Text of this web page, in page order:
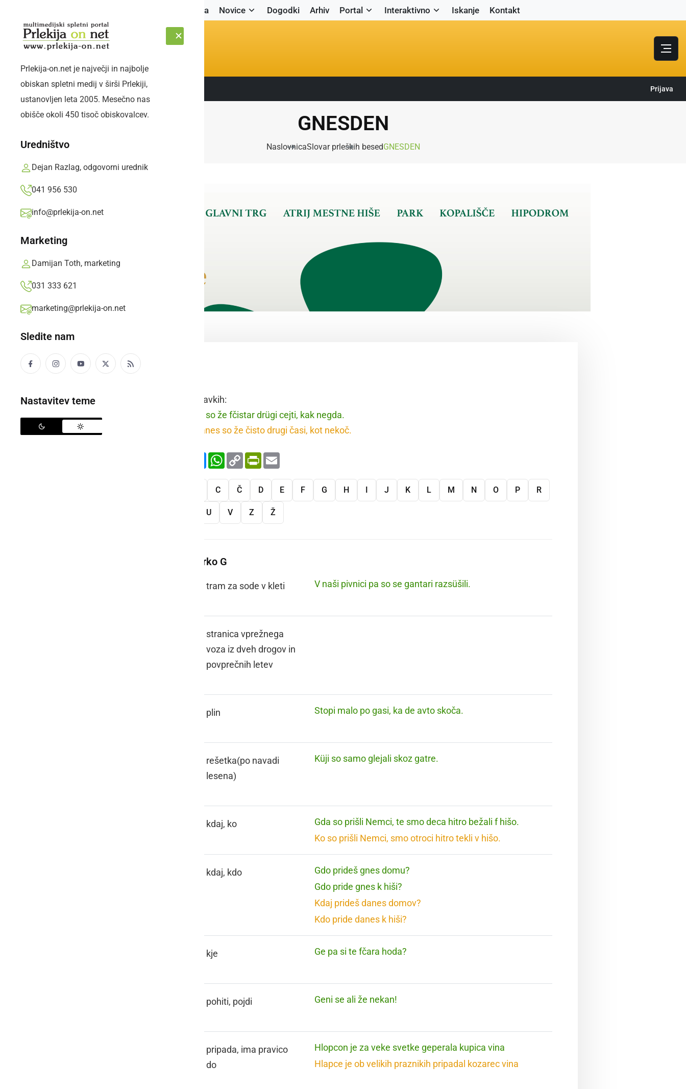
Naslovnica Novice Dogodki Arhiv Portal Interaktivno Iskanje Kontakt
PETEK, 7. AVGUST 2026 Sledite nam: Prijava
Prlekija-on.net je največji in najbolje
obiskan spletni medij v širši Prlekiji,
ustanovljen leta 2005. Mesečno nas
obišče okoli 450 tisoč obiskovalcev.
Uredništvo
Dejan Razlag, odgovorni urednik
041 956 530
info@prlekija-on.net
Marketing
Damijan Toth, marketing
031 333 621
marketing@prlekija-on.net
Sledite nam
Nastavitev teme
GNESDEN
NaslovnicaSlovar prleških besedGNESDEN
dandanes
Raba besede v stavkih:
Gnesden so že fčistar drügi cejti, kak negda.
Dandanes so že čisto drugi časi, kot nekoč.
FacebookMessenger
WhatsApp
Copy
Link
PrintFriendly
C Č D E F G H I J K L M N O P R
U V Z Ž
Več besed na črko G
tram za sode v kleti V naši pivnici pa so se gantari razsüšili.
stranica vprežnega
voza iz dveh drogov in
povprečnih letev
plin Stopi malo po gasi, ka de avto skoča.
rešetka(po navadi
lesena)
Küji so samo glejali skoz gatre.
kdaj, ko
Gda so prišli Nemci, te smo deca hitro bežali f hišo.
Ko so prišli Nemci, smo otroci hitro tekli v hišo.
kdaj, kdo
Gdo prideš gnes domu?
Gdo pride gnes k hiši?
Kdaj prideš danes domov?
Kdo pride danes k hiši?
kje Ge pa si te fčara hoda?
pohiti, pojdi Geni se ali že nekan!
pripada, ima pravico
do
Hlopcon je za veke svetke geperala kupica vina
Hlapce je ob velikih praznikih pripadal kozarec vina